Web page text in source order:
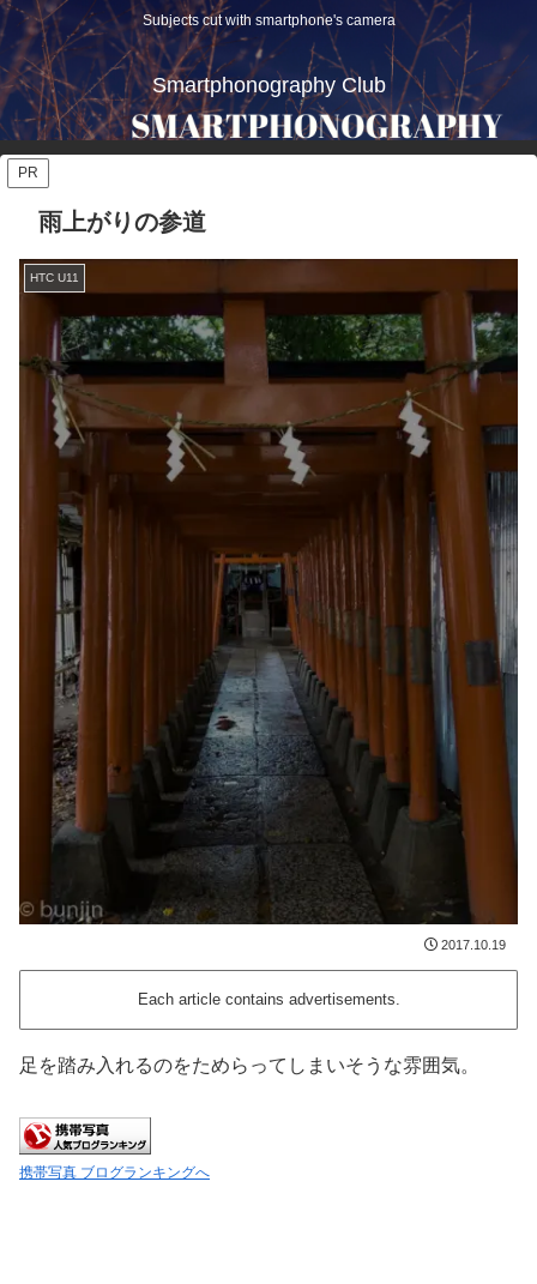
Subjects cut with smartphone's camera
Smartphonography Club
PR
雨上がりの参道
HTC U11
2017.10.19
Each article contains advertisements.
足を踏み入れるのをためらってしまいそうな雰囲気。
携帯写真 ブログランキングへ